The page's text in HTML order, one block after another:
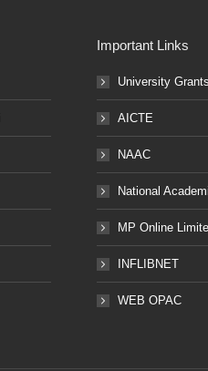
Important Links
University
AICTE
NAAC
National
MP Online
INFLIBNET
WEB OPAC